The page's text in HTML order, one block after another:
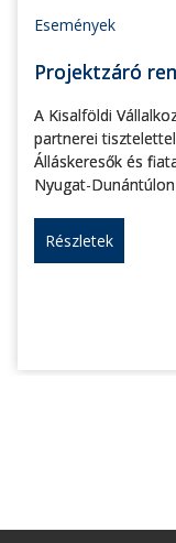
Események
Projektzáró
A Kisalföldi
partnerei
Álláskeresők és
Nyugat-
Részletek